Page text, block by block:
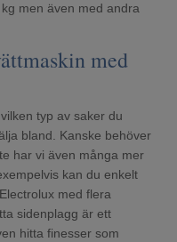
men även med andra
med
typ av saker du
bland. Kanske behöver
har vi även många mer
kan du enkelt
med flera
sidenplagg är ett
hitta finesser som